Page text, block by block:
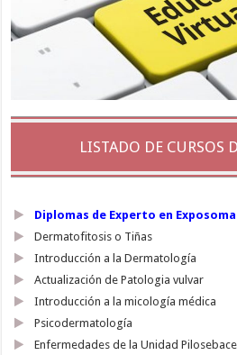
LISTADO DE CURSOS
Diplomas de Experto en Exposoma
Dermatofitosis o Tiñas
Introducción a la Dermatología
Actualización de Patologia vulvar
Introducción a la micología médica
Psicodermatología
Enfermedades de la Unidad